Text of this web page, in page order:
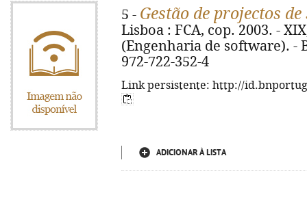
5 - Gestão de projectos
Lisboa : FCA, cop. 2003. -
(Engenharia de software). -
972-722-352-4
Link persistente: http://
ADICIONAR À LISTA